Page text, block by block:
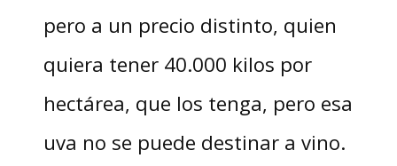
pero a un precio distinto, quien
quiera tener 40.000 kilos por
hectárea, que los tenga, pero esa
uva no se puede destinar a vino.